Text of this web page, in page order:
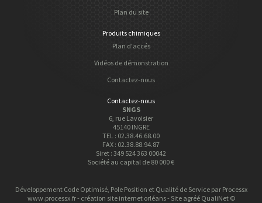
Plan du site
Produits chimiques
Plan d'accés
Vidéos de démonstration
Contactez-nous
Contactez-nous
SNGS
6, rue Lavoisier
45140 INGRE
TEL : 02.38.46.68.00
FAX : 02.38.88.94.87
Siret : 349 524 363 00042
Société au capital de 80 000 €
Développement Code Optimisé, Pole Position et Qualité de Service par Processx
www.processx.fr - création site internet orléans- Site agréé QualiNet ©